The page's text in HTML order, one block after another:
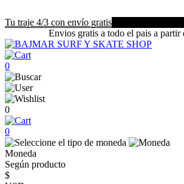
Tu traje 4/3 con envío gratis
Envios gratis a todo el pais a partir
0
0
0
Moneda
Según producto
$